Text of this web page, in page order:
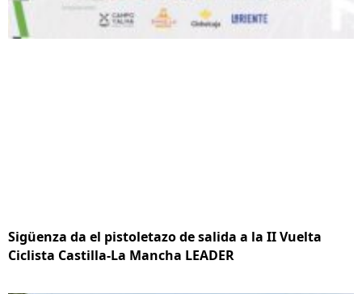
Sigüenza da el pistoletazo de salida a la II Vuelta
Ciclista Castilla-La Mancha LEADER